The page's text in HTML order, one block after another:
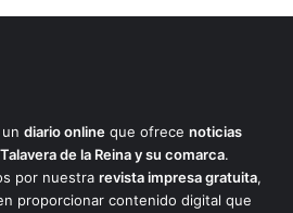
diario online que ofrece noticias
de la Reina y su comarca.
por nuestra revista impresa gratuita,
proporcionar contenido digital que